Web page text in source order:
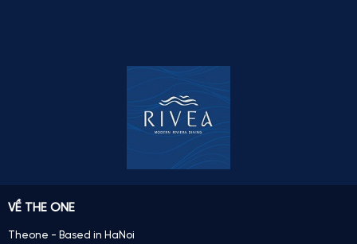
VỀ THE ONE
Theone - Based in HaNoi